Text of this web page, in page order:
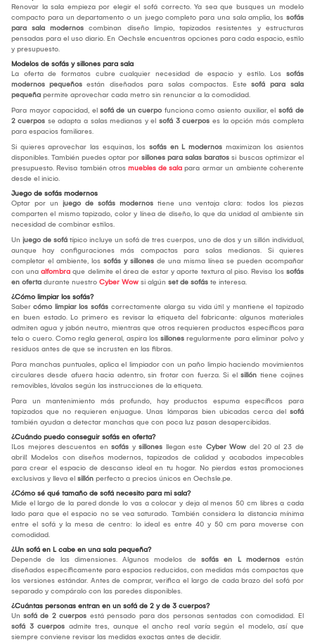
Renovar la sala empieza por elegir el sofá correcto. Ya sea que busques un modelo
compacto para un departamento o un juego completo para una sala amplia, los sofás
para sala modernos combinan diseño limpio, tapizados resistentes y estructuras
pensadas para el uso diario. En Oechsle encuentras opciones para cada espacio, estilo
y presupuesto.
Modelos de sofás y sillones para sala
La oferta de formatos cubre cualquier necesidad de espacio y estilo. Los sofás
modernos pequeños están diseñados para salas compactas. Este sofá para sala
pequeña permite aprovechar cada metro sin renunciar a la comodidad.
Para mayor capacidad, el sofá de un cuerpo funciona como asiento auxiliar, el sofá de
2 cuerpos se adapta a salas medianas y el sofá 3 cuerpos es la opción más completa
para espacios familiares.
Si quieres aprovechar las esquinas, los sofás en L modernos maximizan los asientos
disponibles. También puedes optar por sillones para salas baratos si buscas optimizar el
presupuesto. Revisa también otros muebles de sala para armar un ambiente coherente
desde el inicio.
Juego de sofás modernos
Optar por un juego de sofás modernos tiene una ventaja clara: todos los piezas
comparten el mismo tapizado, color y línea de diseño, lo que da unidad al ambiente sin
necesidad de combinar estilos.
Un juego de sofá típico incluye un sofá de tres cuerpos, uno de dos y un sillón individual,
aunque hay configuraciones más compactas para salas medianas. Si quieres
completar el ambiente, los sofás y sillones de una misma línea se pueden acompañar
con una alfombra que delimite el área de estar y aporte textura al piso. Revisa los sofás
en oferta durante nuestro Cyber Wow si algún set de sofás te interesa.
¿Cómo limpiar los sofás?
Saber cómo limpiar los sofás correctamente alarga su vida útil y mantiene el tapizado
en buen estado. Lo primero es revisar la etiqueta del fabricante: algunos materiales
admiten agua y jabón neutro, mientras que otros requieren productos específicos para
tela o cuero. Como regla general, aspira los sillones regularmente para eliminar polvo y
residuos antes de que se incrusten en las fibras.
Para manchas puntuales, aplica el limpiador con un paño limpio haciendo movimientos
circulares desde afuera hacia adentro, sin frotar con fuerza. Si el sillón tiene cojines
removibles, lávalos según las instrucciones de la etiqueta.
Para un mantenimiento más profundo, hay productos espuma específicos para
tapizados que no requieren enjuague. Unas lámparas bien ubicadas cerca del sofá
también ayudan a detectar manchas que con poca luz pasan desapercibidas.
¿Cuándo puedo conseguir sofás en oferta?
¡Los mejores descuentos en sofás y sillones llegan este Cyber Wow del 20 al 23 de
abril! Modelos con diseños modernos, tapizados de calidad y acabados impecables
para crear el espacio de descanso ideal en tu hogar. No pierdas estas promociones
exclusivas y lleva el sillón perfecto a precios únicos en Oechsle.pe.
¿Cómo sé qué tamaño de sofá necesito para mi sala?
Mide el largo de la pared donde lo vas a colocar y deja al menos 50 cm libres a cada
lado para que el espacio no se vea saturado. También considera la distancia mínima
entre el sofá y la mesa de centro: lo ideal es entre 40 y 50 cm para moverse con
comodidad.
¿Un sofá en L cabe en una sala pequeña?
Depende de las dimensiones. Algunos modelos de sofás en L modernos están
diseñados específicamente para espacios reducidos, con medidas más compactas que
los versiones estándar. Antes de comprar, verifica el largo de cada brazo del sofá por
separado y compáralo con las paredes disponibles.
¿Cuántas personas entran en un sofá de 2 y de 3 cuerpos?
Un sofá de 2 cuerpos está pensado para dos personas sentadas con comodidad. El
sofá 3 cuerpos admite tres, aunque el ancho real varía según el modelo, así que
siempre conviene revisar las medidas exactas antes de decidir.